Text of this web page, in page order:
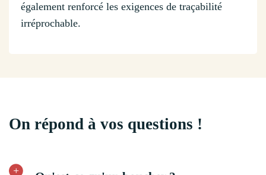
également renforcé les exigences de traçabilité
irréprochable.
On répond à vos questions !